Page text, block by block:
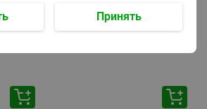
с
ТОФУ Vegetus ТВЕРДЫЙ
Принять